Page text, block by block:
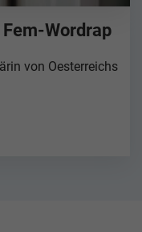
Wordrap
von Oesterreichs